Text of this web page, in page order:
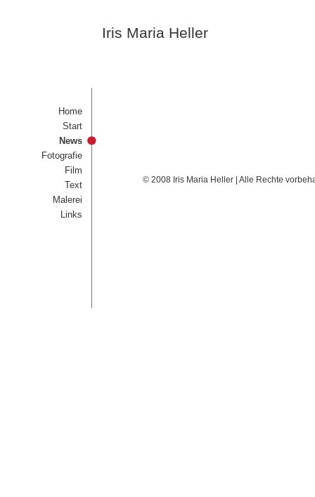
Iris Maria Heller
Home
Start
News
Fotografie
Film
Text
Malerei
Links
© 2008 Iris Maria Heller | Alle Rechte